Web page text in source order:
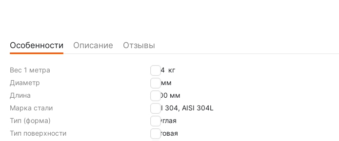
Особенности Описание Отзывы
Вес 1 метра 2,64 кг
Диаметр
38 мм
Длина
6000 мм
Марка стали
AISI 304, AISI 304L
Тип (форма)
круглая
Тип поверхности
матовая